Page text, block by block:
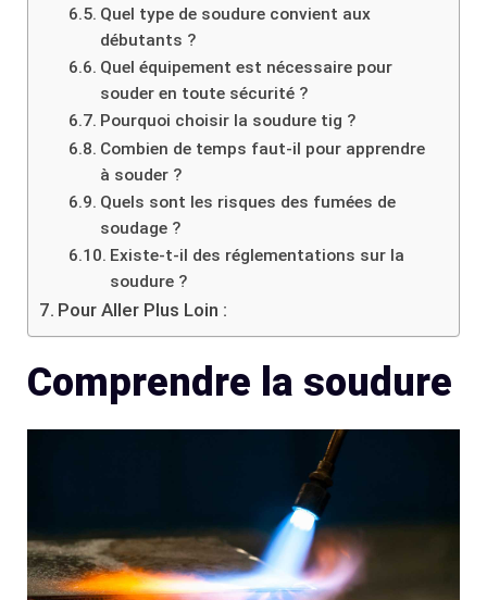
Quel type de soudure convient aux
débutants ?
Quel équipement est nécessaire pour
souder en toute sécurité ?
Pourquoi choisir la soudure tig ?
Combien de temps faut-il pour apprendre
à souder ?
Quels sont les risques des fumées de
soudage ?
Existe-t-il des réglementations sur la
soudure ?
Pour Aller Plus Loin :
Comprendre la soudure